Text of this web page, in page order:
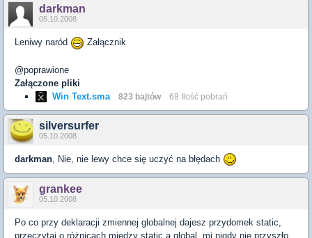
darkman
05.10.2008
Leniwy naród Załącznik
@poprawione
Załączone pliki
Win Text.sma
823 bajtów 68 Ilość pobrań
silversurfer
05.10.2008
darkman , Nie, nie lewy chce się uczyć na błędach
grankee
05.10.2008
Po co przy deklaracji zmiennej globalnej dajesz przydomek static,
przeczytaj o różnicach między static a global, mi nigdy nie przyszło